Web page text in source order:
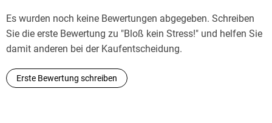
Es wurden noch keine Bewertungen abgegeben. Schreiben
Sie die erste Bewertung zu "Bloß kein Stress!" und helfen Sie
damit anderen bei der Kaufentscheidung.
Erste Bewertung schreiben